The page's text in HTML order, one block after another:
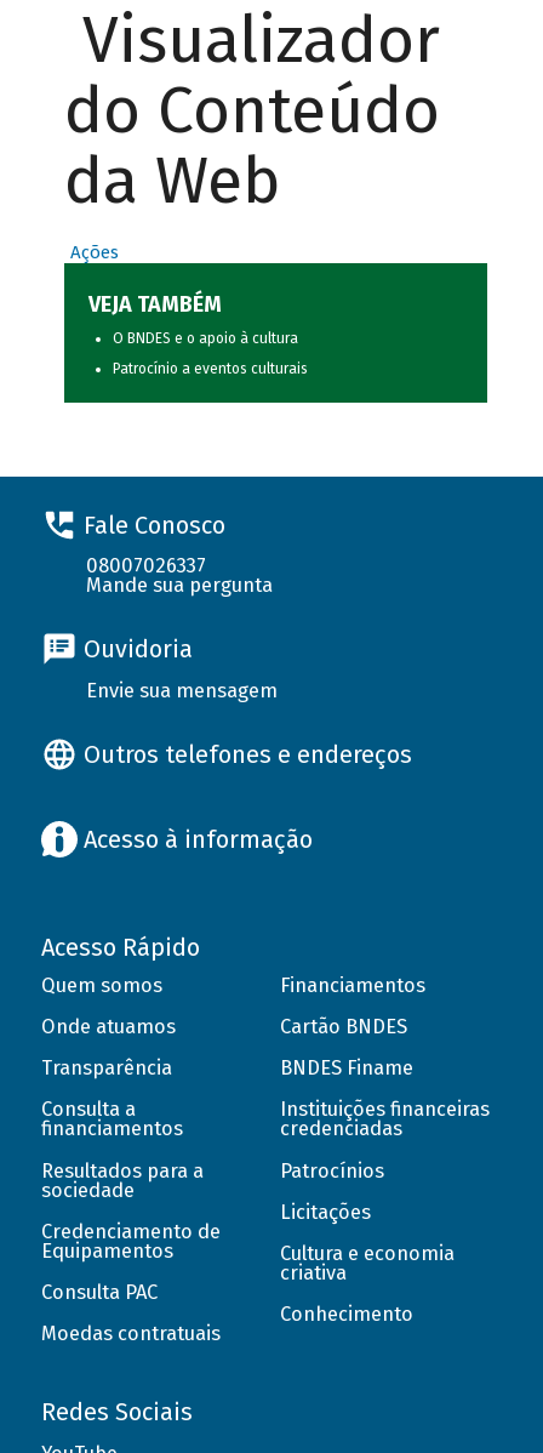
Visualizador
do Conteúdo
da Web
Ações
VEJA TAMBÉM
O BNDES e o apoio à cultura
Patrocínio a eventos culturais
Fale Conosco
08007026337
Mande sua pergunta
Ouvidoria
Envie sua mensagem
Outros telefones e endereços
Acesso à informação
Acesso Rápido
Quem somos
Onde atuamos
Transparência
Consulta a
financiamentos
Resultados para a
sociedade
Credenciamento de
Equipamentos
Consulta PAC
Moedas contratuais
Financiamentos
Cartão BNDES
BNDES Finame
Instituições financeiras
credenciadas
Patrocínios
Licitações
Cultura e economia
criativa
Conhecimento
Redes Sociais